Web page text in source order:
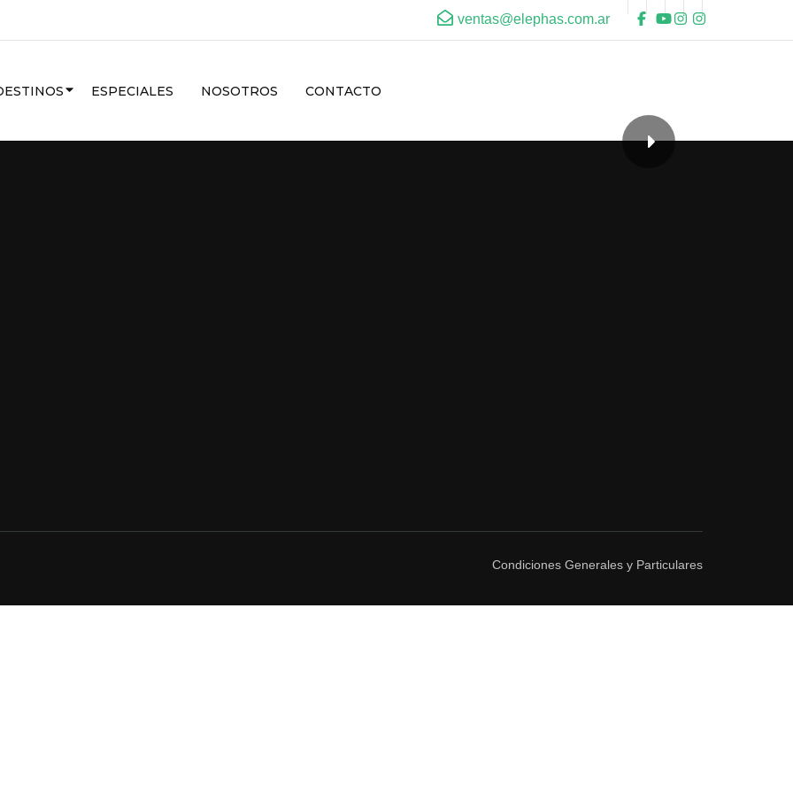
ventas@elephas.com.ar
ESPECIALES NOSOTROS CONTACTO
CARIBE
Condiciones Generales y Particulares